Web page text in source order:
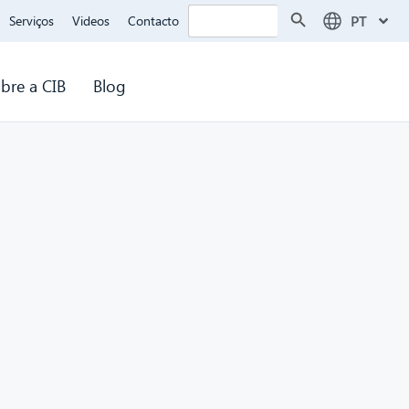
Serviços Videos Contacto Search PT
a CIB Blog